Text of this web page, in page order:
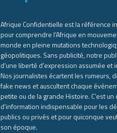
Afrique Confidentielle est la référence
pour comprendre l’Afrique en
monde en pleine mutations
géopolitiques. Sans publicité, notre
d’une liberté d’expression assumée et
Nos journalistes écartent les rumeurs,
fake news et auscultent chaque
petite ou de la grande Histoire. C’est un
d’information indispensable pour les
publics ou privés et pour quiconque
son époque.